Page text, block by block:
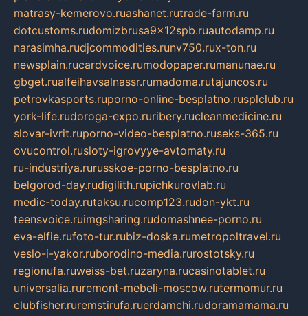
matrasy-kemerovo.ruashanet.rutrade-farm.ru
dotcustoms.rudomizbrusa9x12spb.ruautodamp.ru
narasimha.rudjcommodities.runv750.rux-ton.ru
newsplain.rucardvoice.rumodopaper.rumanunae.ru
gbget.rualfeihavsalnassr.rumadoma.rutajuncos.ru
petrovkasports.ruporno-online-besplatno.rusplclub.ru
york-life.rudoroga-expo.ruribery.rucleanmedicine.ru
slovar-ivrit.ruporno-video-besplatno.ruseks-365.ru
ovucontrol.rusloty-igrovyye-avtomaty.ru
ru-industriya.rurusskoe-porno-besplatno.ru
belgorod-day.rudigilith.rupichkurovlab.ru
medic-today.rutaksu.rucomp123.rudon-ykt.ru
teensvoice.ruimgsharing.rudomashnee-porno.ru
eva-elfie.rufoto-tur.rubiz-doska.rumetropoltravel.ru
veslo-i-yakor.ruborodino-media.rurostotsky.ru
regionufa.ruweiss-bet.ruzaryna.rucasinotablet.ru
universalia.ruremont-mebeli-moscow.rutermomur.ru
clubfisher.ruremstirufa.ruerdamchi.rudoramamama.ru